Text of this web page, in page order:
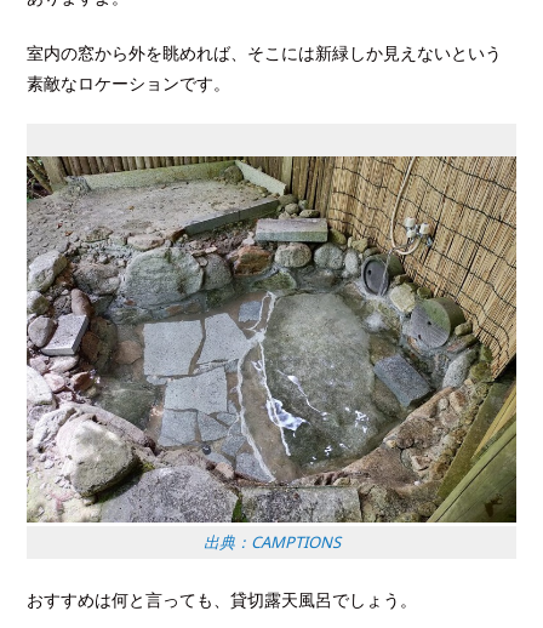
室内の窓から外を眺めれば、そこには新緑しか見えないという
素敵なロケーションです。
出典：CAMPTIONS
おすすめは何と言っても、貸切露天風呂でしょう。